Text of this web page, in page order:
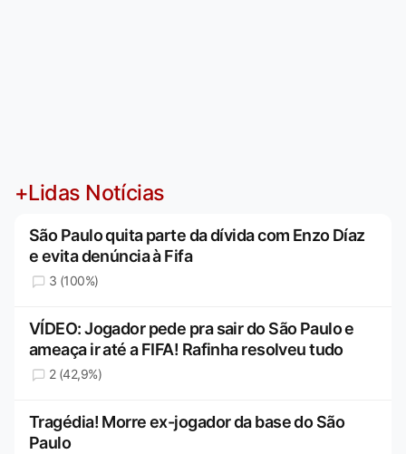
+Lidas Notícias
São Paulo quita parte da dívida com Enzo Díaz
e evita denúncia à Fifa
3 (100%)
VÍDEO: Jogador pede pra sair do São Paulo e
ameaça ir até a FIFA! Rafinha resolveu tudo
2 (42,9%)
Tragédia! Morre ex-jogador da base do São
Paulo